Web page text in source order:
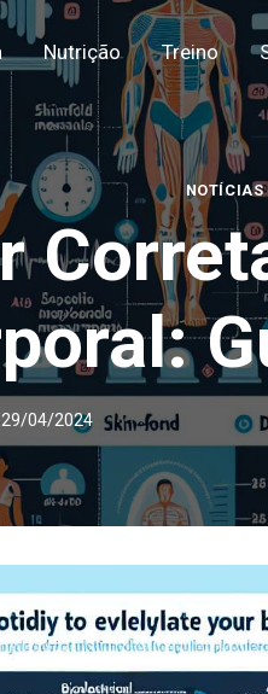
Nutrição Treino
NOTÍCIAS
29/04/2024